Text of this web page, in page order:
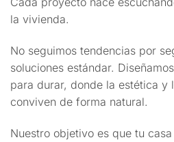
la vivienda.
No seguimos tendencias por
soluciones estándar.
para durar, donde la estética y
conviven de forma natural.
Nuestro objetivo es que tu